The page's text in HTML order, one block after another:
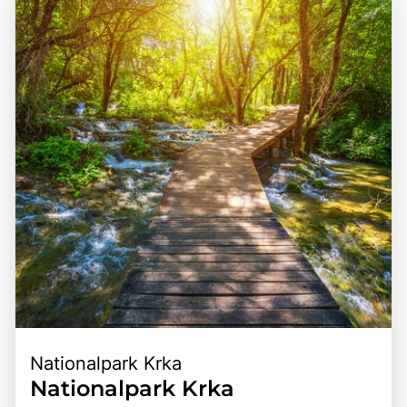
Nationalpark Krka
Nationalpark Krka